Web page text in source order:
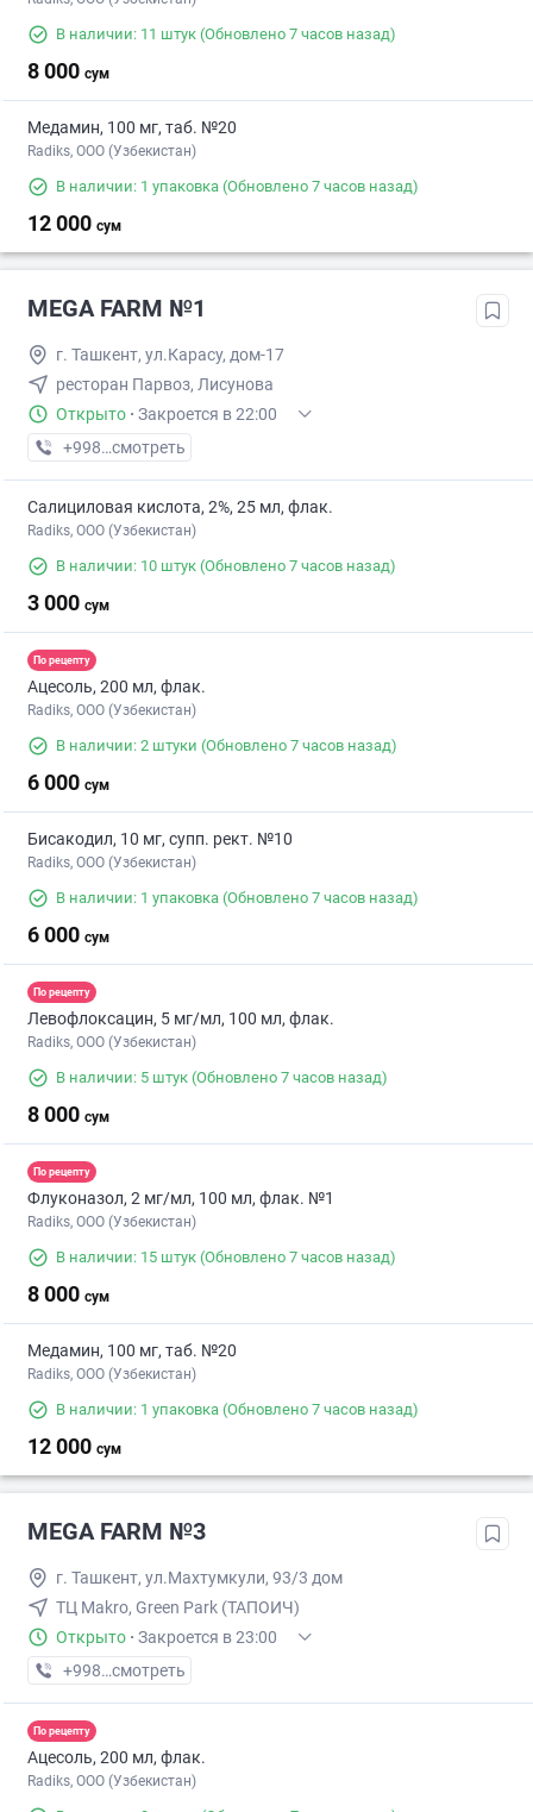
В наличии: 11 штук (Обновлено 7 часов назад)
8 000 сум
Медамин, 100 мг, таб. №20
Radiks, ООО (Узбекистан)
В наличии: 1 упаковка (Обновлено 7 часов назад)
12 000 сум
MEGA FARM №1
г. Ташкент, ул.Карасу, дом-17
ресторан Парвоз, Лисунова
Открыто · Закроется в 22:00
+998 (71) XXX-XX-XX
смотреть
Салициловая кислота, 2%, 25 мл, флак.
Radiks, ООО (Узбекистан)
В наличии: 10 штук (Обновлено 7 часов назад)
3 000 сум
По рецепту
Ацесоль, 200 мл, флак.
Radiks, ООО (Узбекистан)
В наличии: 2 штуки (Обновлено 7 часов назад)
6 000 сум
Бисакодил, 10 мг, супп. рект. №10
Radiks, ООО (Узбекистан)
В наличии: 1 упаковка (Обновлено 7 часов назад)
6 000 сум
По рецепту
Левофлоксацин, 5 мг/мл, 100 мл, флак.
Radiks, ООО (Узбекистан)
В наличии: 5 штук (Обновлено 7 часов назад)
8 000 сум
По рецепту
Флуконазол, 2 мг/мл, 100 мл, флак. №1
Radiks, ООО (Узбекистан)
В наличии: 15 штук (Обновлено 7 часов назад)
8 000 сум
Медамин, 100 мг, таб. №20
Radiks, ООО (Узбекистан)
В наличии: 1 упаковка (Обновлено 7 часов назад)
12 000 сум
MEGA FARM №3
г. Ташкент, ул.Махтумкули, 93/3 дом
ТЦ Makro, Green Park (ТАПОИЧ)
Открыто · Закроется в 23:00
+998 (55) XXX-XX-XX
смотреть
По рецепту
Ацесоль, 200 мл, флак.
Radiks, ООО (Узбекистан)